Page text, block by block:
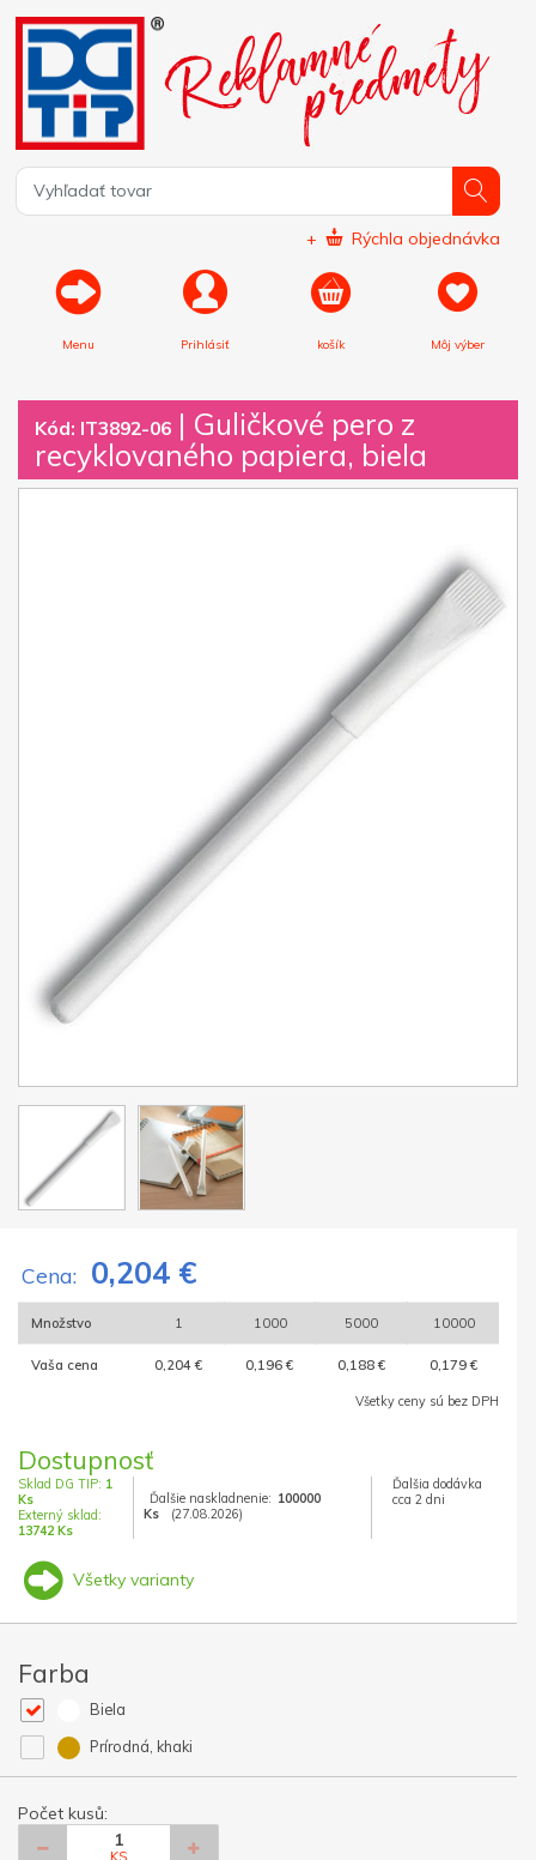
+ Rýchla objednávka
Menu Prihlásiť košík Môj výber
Kód: IT3892-06 | Guličkové pero z
recyklovaného papiera, biela
Cena: 0,204 €
Množstvo 1 1000 5000 10000
Vaša cena 0,204 € 0,196 € 0,188 € 0,179 €
Všetky ceny sú bez DPH
Dostupnosť
Sklad DG TIP: 1
Ks
Externý sklad:
13742 Ks
Ďalšie naskladnenie: 100000
Ks
(27.08.2026)
Ďalšia dodávka
cca 2 dni
Všetky varianty
Farba
Biela
Prírodná, khaki
Počet kusů: